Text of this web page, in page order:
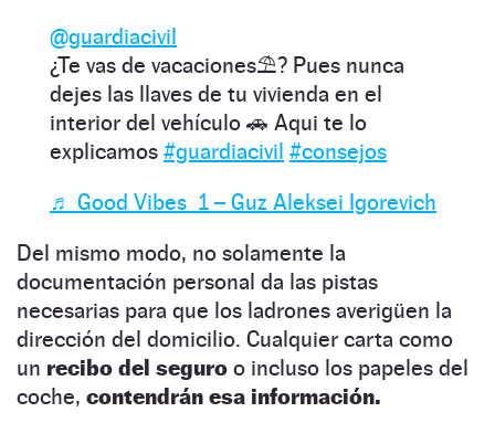
@guardiacivil
¿Te vas de vacaciones⛱️? Pues nunca
dejes las llaves de tu vivienda en el
interior del vehículo 🚗 Aqui te lo
explicamos #guardiacivil #consejos
♬ Good Vibes_1 – Guz Aleksei Igorevich
Del mismo modo, no solamente la
documentación personal da las pistas
necesarias para que los ladrones averigüen la
dirección del domicilio. Cualquier carta como
un recibo del seguro o incluso los papeles del
coche, contendrán esa información.